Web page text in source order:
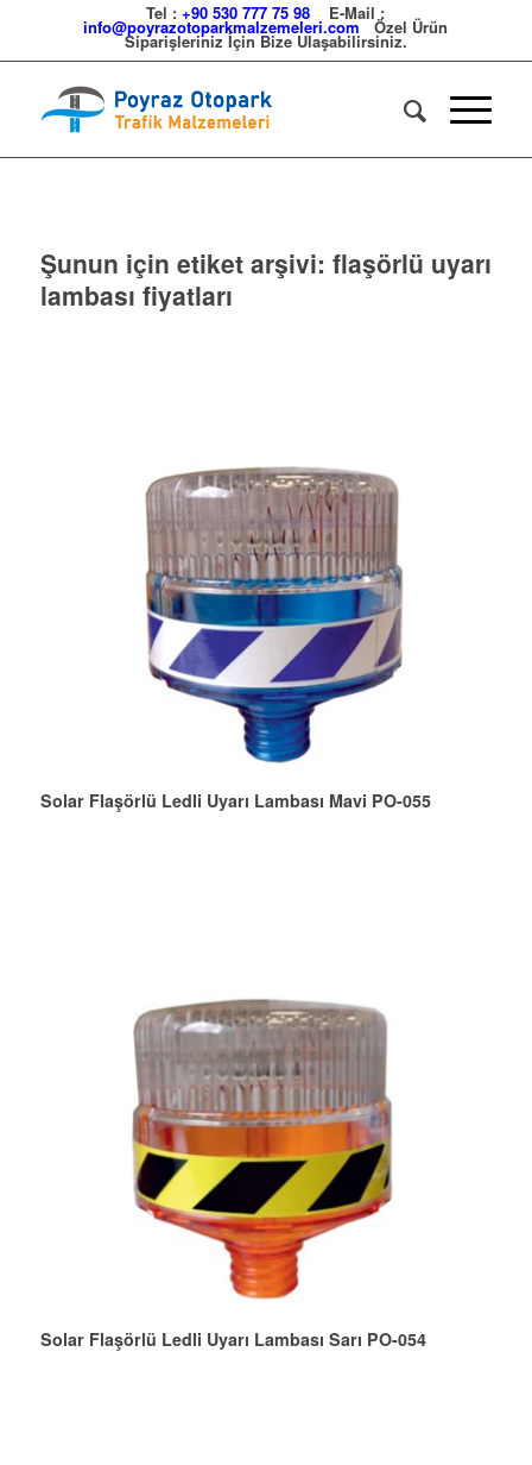
Tel :+90 530 777 75 98 E-Mail :
info@poyrazotoparkmalzemeleri.com Özel Ürün
Siparişleriniz İçin Bize Ulaşabilirsiniz.
Şunun için etiket arşivi: flaşörlü uyarı
lambası fiyatları
Solar Flaşörlü Ledli Uyarı Lambası Mavi PO-055
Solar Flaşörlü Ledli Uyarı Lambası Sarı PO-054